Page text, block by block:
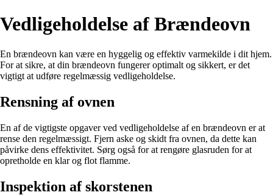
Vedligeholdelse af Brændeovn
En brændeovn kan være en hyggelig og effektiv varmekilde i dit hjem.
For at sikre, at din brændeovn fungerer optimalt og sikkert, er det
vigtigt at udføre regelmæssig vedligeholdelse.
Rensning af ovnen
En af de vigtigste opgaver ved vedligeholdelse af en brændeovn er at
rense den regelmæssigt. Fjern aske og skidt fra ovnen, da dette kan
påvirke dens effektivitet. Sørg også for at rengøre glasruden for at
opretholde en klar og flot flamme.
Inspektion af skorstenen